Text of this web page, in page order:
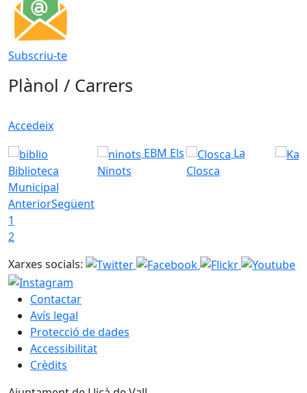
Subscriu-te
Plànol / Carrers
Accedeix
Biblioteca
Municipal
EBM Els
Ninots
La
Closca
AnteriorSegüent
1
2
Xarxes socials:
Contactar
Avís legal
Protecció de dades
Accessibilitat
Crèdits